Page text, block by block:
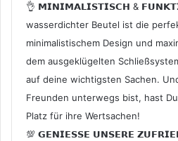
👌 𝗠𝗜𝗡𝗜𝗠𝗔𝗟𝗜𝗦𝗧𝗜𝗦𝗖𝗛 &
wasserdichter Beutel ist die
minimalistischem Design und
dem ausgeklügelten
auf deine wichtigsten Sachen.
Freunden unterwegs bist, hast
Platz für ihre Wertsachen!
💯 𝗚𝗘𝗡𝗜𝗘𝗦𝗦𝗘 𝗨𝗡𝗦𝗘𝗥𝗘